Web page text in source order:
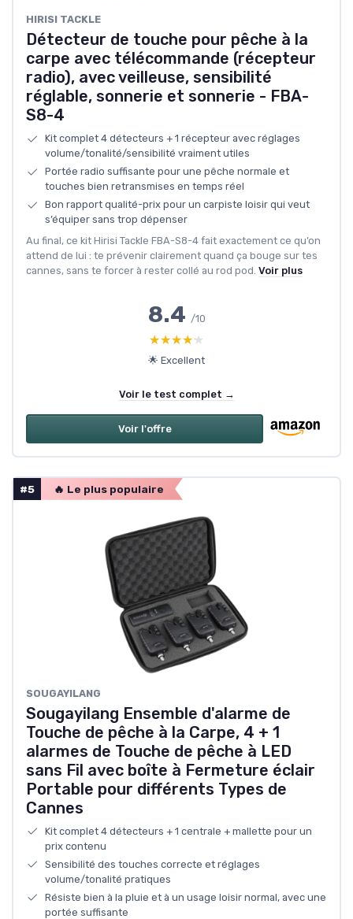
‎HIRISI TACKLE
Détecteur de touche pour pêche à la
carpe avec télécommande (récepteur
radio), avec veilleuse, sensibilité
réglable, sonnerie et sonnerie - FBA-
S8-4
Kit complet 4 détecteurs + 1 récepteur avec réglages
volume/tonalité/sensibilité vraiment utiles
Portée radio suffisante pour une pêche normale et
touches bien retransmises en temps réel
Bon rapport qualité-prix pour un carpiste loisir qui veut
s’équiper sans trop dépenser
Au final, ce kit Hirisi Tackle FBA-S8-4 fait exactement ce qu’on
attend de lui : te prévenir clairement quand ça bouge sur tes
cannes, sans te forcer à rester collé au rod pod. Voir plus
8.4 /10
★★★★★
★★★★★
🌟 Excellent
Voir le test complet →
Voir l'offre
#5 🔥 Le plus populaire
SOUGAYILANG
Sougayilang Ensemble d'alarme de
Touche de pêche à la Carpe, 4 + 1
alarmes de Touche de pêche à LED
sans Fil avec boîte à Fermeture éclair
Portable pour différents Types de
Cannes
Kit complet 4 détecteurs + 1 centrale + mallette pour un
prix contenu
Sensibilité des touches correcte et réglages
volume/tonalité pratiques
Résiste bien à la pluie et à un usage loisir normal, avec une
portée suffisante